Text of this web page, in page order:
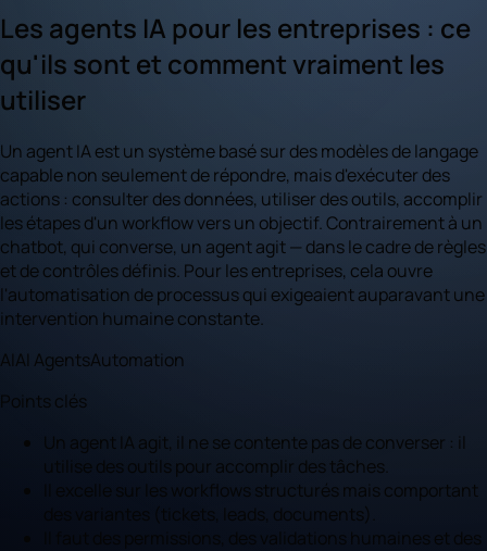
Les agents IA pour les entreprises : ce
qu'ils sont et comment vraiment les
utiliser
Un agent IA est un système basé sur des modèles de langage
capable non seulement de répondre, mais d'exécuter des
actions : consulter des données, utiliser des outils, accomplir
les étapes d'un workflow vers un objectif. Contrairement à un
chatbot, qui converse, un agent agit — dans le cadre de règles
et de contrôles définis. Pour les entreprises, cela ouvre
l'automatisation de processus qui exigeaient auparavant une
intervention humaine constante.
AI AI AgentsAutomation
Points clés
Un agent IA agit, il ne se contente pas de converser : il
utilise des outils pour accomplir des tâches.
Il excelle sur les workflows structurés mais comportant
des variantes (tickets, leads, documents).
Il faut des permissions, des validations humaines et des